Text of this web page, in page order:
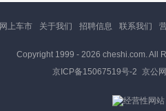
网上车市 关于我们 招聘信息 联系我们
Copyright 1999 - 2026 cheshi.com. All
京ICP备15067519号-2 京公